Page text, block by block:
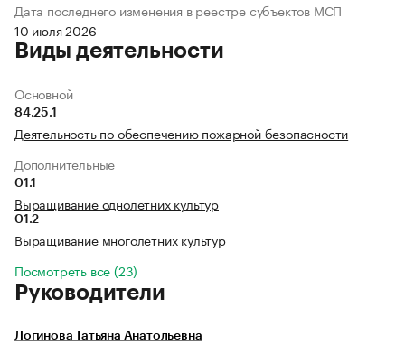
Дата последнего изменения в реестре субъектов МСП
10 июля 2026
Виды деятельности
Основной
84.25.1
Деятельность по обеспечению пожарной безопасности
Дополнительные
01.1
Выращивание однолетних культур
01.2
Выращивание многолетних культур
Посмотреть все (23)
Руководители
Логинова Татьяна Анатольевна